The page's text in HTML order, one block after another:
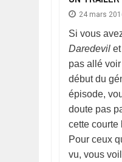
24 mars
Si vous
Daredevil
pas allé
début du
épisode,
doute pas
cette courte
Pour ceux
vu, vous